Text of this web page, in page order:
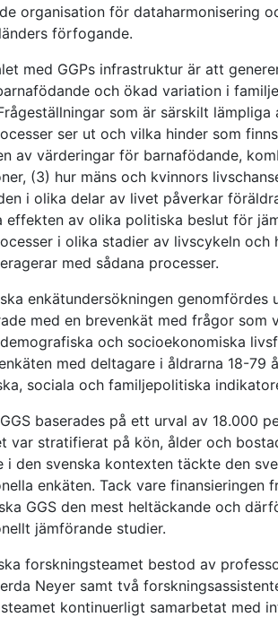
organisation för dataharmonisering
förfogande.
med GGPs infrastruktur är att
och ökad variation i
som är särskilt
ser ut och vilka hinder som
av värderingar för barnafödande,
(3) hur mäns och kvinnors
i olika delar av livet påverkar
effekten av olika politiska beslut för
i olika stadier av livscykeln och
med sådana processer.
enkätundersökningen
med en brevenkät med frågor
och socioekonomiska
med deltagare i åldrarna 18-79
sociala och familjepolitiska
baserades på ett urval av 18.000
var stratifierat på kön, ålder och
i den svenska kontexten täckte den
enkäten. Tack vare finansieringen
GGS den mest heltäckande och
jämförande studier.
forskningsteamet bestod av
Neyer samt två
kontinuerligt samarbetat med